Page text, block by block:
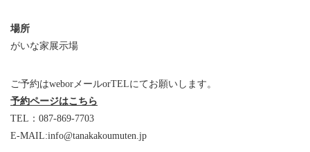
場所
がいな家展示場
ご予約はweborメールorTELにてお願いします。
予約ページはこちら
TEL：087-869-7703
E-MAIL:info@tanakakoumuten.jp